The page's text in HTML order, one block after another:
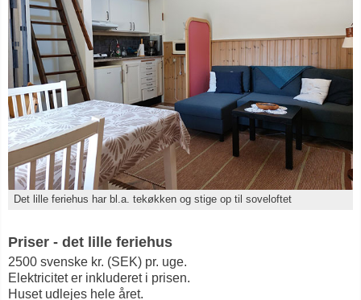
Det lille feriehus har bl.a. tekøkken og stige op til soveloftet
Priser - det lille feriehus
2500 svenske kr. (SEK) pr. uge.
Elektricitet er inkluderet i prisen.
Huset udlejes hele året.